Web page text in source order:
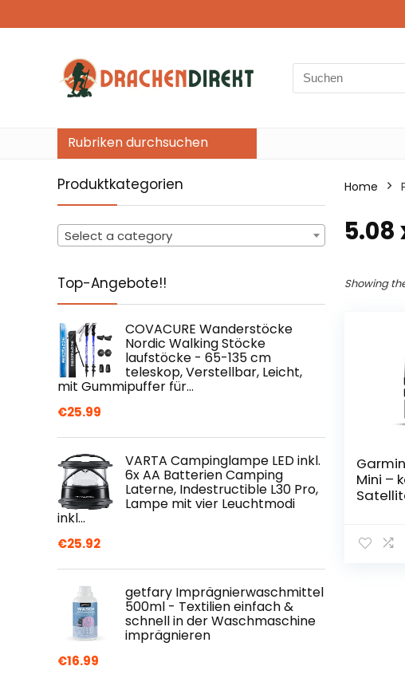
Search
for:
Rubriken durchsuchen
Produktkategorien
Select a category
Top-Angebote!!
COVACURE Wanderstöcke
Nordic Walking Stöcke
laufstöcke - 65-135 cm
teleskop, Verstellbar, Leicht,
mit Gummipuffer für…
€25.99
VARTA Campinglampe LED inkl.
6x AA Batterien Camping
Laterne, Indestructible L30 Pro,
Lampe mit vier Leuchtmodi
inkl…
€25.92
getfary Imprägnierwaschmittel
500ml - Textilien einfach &
schnell in der Waschmaschine
imprägnieren
€16.99
Home
‎5.08
Showing
Mini –
Iridium